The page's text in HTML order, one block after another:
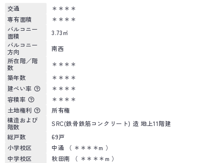
交通
＊＊＊＊
専有面積
＊＊＊＊
バルコニー
面積
3.73㎡
バルコニー
方向
南西
所在階／階
数
＊＊＊＊
築年数
＊＊＊＊
建ぺい率
＊＊＊＊
容積率
＊＊＊＊
土地権利
所有権
構造および
階数
SRC(鉄骨鉄筋コンクリート) 造 地上11階建
総戸数
69戸
小学校区
中通 （ ＊＊＊＊m ）
中学校区
秋田南 （ ＊＊＊＊m ）